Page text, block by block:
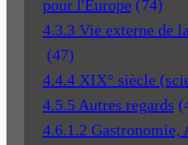
pour l'Europe (74)
4.3.3 Vie externe de
(47)
4.4.4 XIX° siècle
4.5.5 Autres regards
4.6.1.2 Gastronomie,